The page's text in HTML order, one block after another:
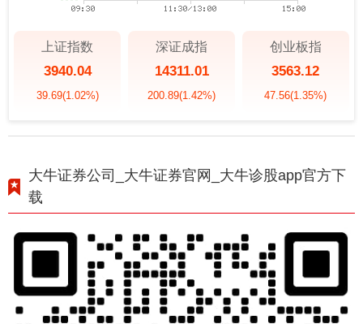
上证指数
3940.04
39.69(1.02%)
深证成指
14311.01
200.89(1.42%)
创业板指
3563.12
47.56(1.35%)
大牛证券公司_大牛证券官网_大牛诊股app官方下
载